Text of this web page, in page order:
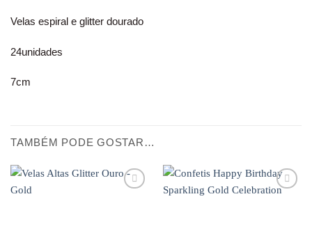
Velas espiral e glitter dourado
24unidades
7cm
TAMBÉM PODE GOSTAR…